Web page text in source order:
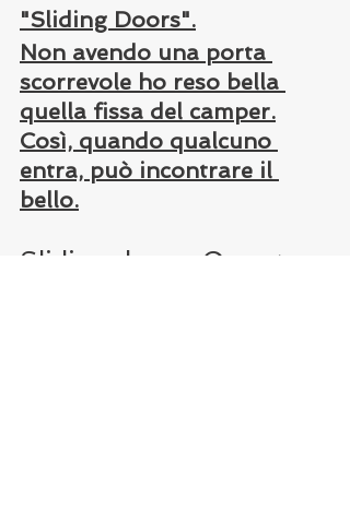
"Sliding Doors".
Non avendo una porta
scorrevole ho reso bella
quella fissa del camper.
Così, quando qualcuno
entra, può incontrare il
bello.
Sliding doors. O porte